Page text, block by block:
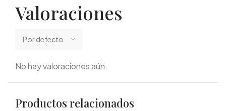
Valoraciones
No hay valoraciones aún.
Productos relacionados